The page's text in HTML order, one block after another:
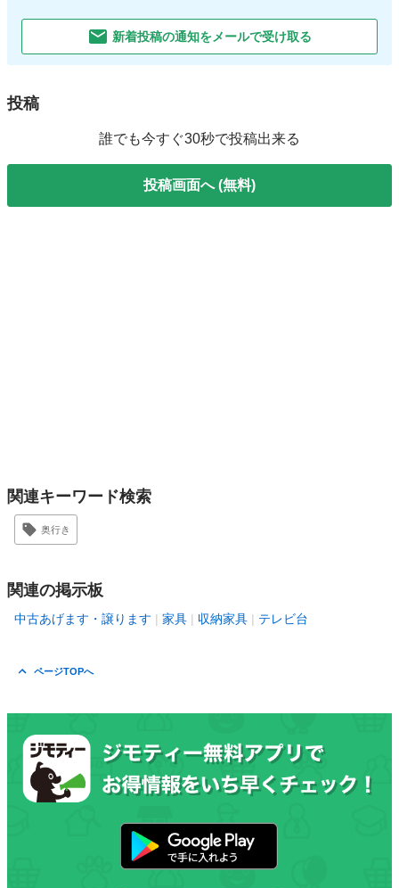
新着投稿の通知をメールで受け取る
投稿
誰でも今すぐ30秒で投稿出来る
投稿画面へ (無料)
関連キーワード検索
奥行き
関連の掲示板
中古あげます・譲ります 家具 収納家具 テレビ台
ページTOPへ